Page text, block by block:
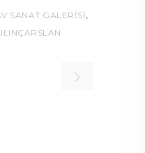
SANAT GALERISI,